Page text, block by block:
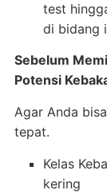
test
di bidang
Sebelum
Potensi
Agar Anda
tepat.
Kelas
kering